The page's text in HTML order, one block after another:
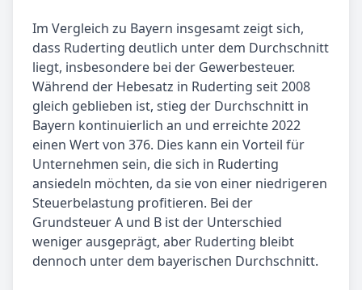
Im Vergleich zu Bayern insgesamt zeigt sich,
dass Ruderting deutlich unter dem Durchschnitt
liegt, insbesondere bei der Gewerbesteuer.
Während der Hebesatz in Ruderting seit 2008
gleich geblieben ist, stieg der Durchschnitt in
Bayern kontinuierlich an und erreichte 2022
einen Wert von 376. Dies kann ein Vorteil für
Unternehmen sein, die sich in Ruderting
ansiedeln möchten, da sie von einer niedrigeren
Steuerbelastung profitieren. Bei der
Grundsteuer A und B ist der Unterschied
weniger ausgeprägt, aber Ruderting bleibt
dennoch unter dem bayerischen Durchschnitt.